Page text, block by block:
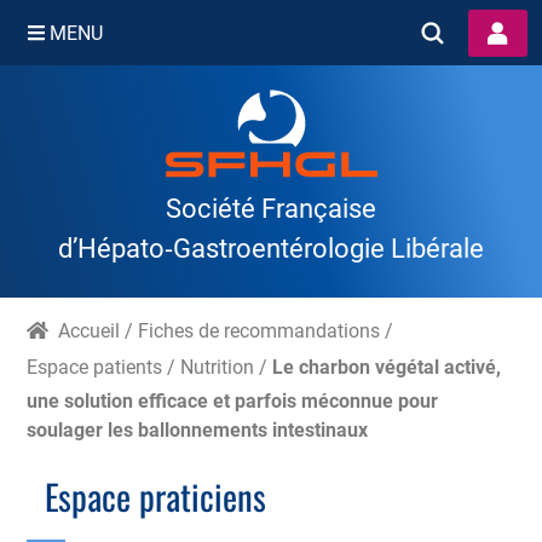
Skip
MENU
Société Française
d’Hépato‑Gastroentérologie Libérale
Accueil / Fiches de recommandations /
Espace patients / Nutrition / Le charbon végétal activé,
une solution efficace et parfois méconnue pour
soulager les ballonnements intestinaux
Espace praticiens